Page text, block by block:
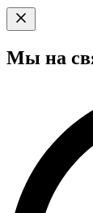
Мы на